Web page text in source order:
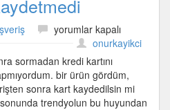
Trendyol
kaydetmedi
için
yorumlar kapalı
onurkayikci
sormadan kredi kartını
bir ürün gördüm,
sonra kart kaydedilsin mi
trendyolun bu huyundan